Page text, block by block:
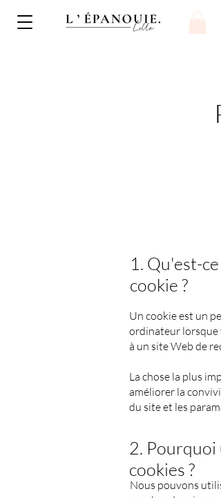
1. Qu'est-ce
cookie ?
Un cookie est un
ordinateur lorsque
à un site Web de
La chose la plus
améliorer la
du site et les
2.
cookies ?
Nous pouvons